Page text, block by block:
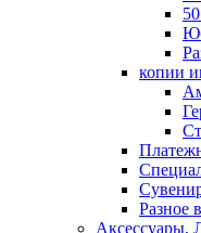
копии
Разное
Аксессуары,